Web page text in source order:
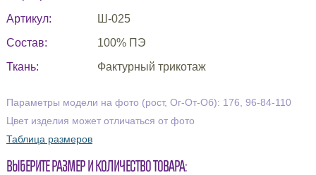
Артикул:
Ш-025
Состав:
100% ПЭ
Ткань:
Фактурный трикотаж
Параметры модели на фото (рост, Ог-От-Об): 176, 96-84-110
Цвет изделия может отличаться от фото
Таблица размеров
Выберите размер и количество товара: